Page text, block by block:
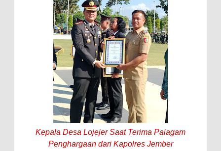
Kepala Desa Lojejer Saat Terima Paiagam
Penghargaan dari Kapolres Jember